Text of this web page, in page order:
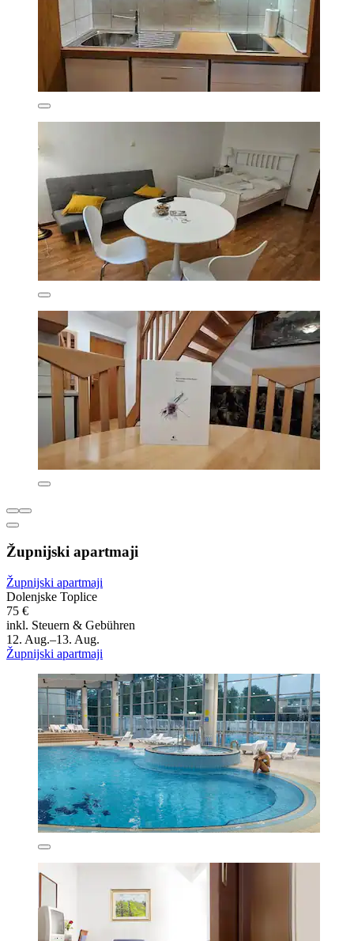
Župnijski apartmaji
Župnijski apartmaji
Dolenjske Toplice
75 €
inkl. Steuern & Gebühren
12. Aug.–13. Aug.
Župnijski apartmaji